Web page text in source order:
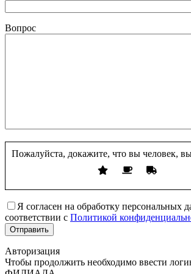
Вопрос
Пожалуйста, докажите, что вы человек,
Я согласен на обработку персональных
соответствии с Политикой
Авторизация
Чтобы продолжить необходимо ввести